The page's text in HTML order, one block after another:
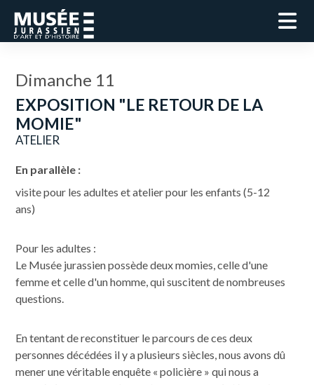
Dimanche 11
EXPOSITION "LE RETOUR DE LA
MOMIE"
ATELIER
En parallèle :
visite pour les adultes et atelier pour les enfants (5-12
ans)
Pour les adultes :
Le Musée jurassien possède deux momies, celle d'une
femme et celle d'un homme, qui suscitent de nombreuses
questions.
En tentant de reconstituer le parcours de ces deux
personnes décédées il y a plusieurs siècles, nous avons dû
mener une véritable enquête « policière » qui nous a